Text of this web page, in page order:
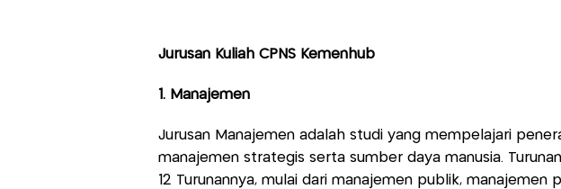
Jurusan Kuliah CPNS Kemenhub
1. Manajemen
Jurusan Manajemen adalah studi yang mempelajari
manajemen strategis serta sumber daya manusia.
12 Turunannya, mulai dari manajemen publik, manajemen